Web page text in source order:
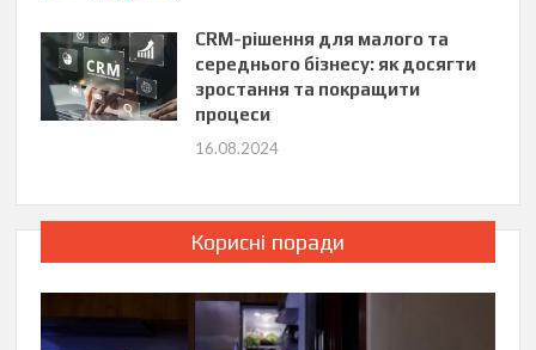
CRM-рішення для малого та
середнього бізнесу: як досягти
зростання та покращити
процеси
16.08.2024
Корисні поради